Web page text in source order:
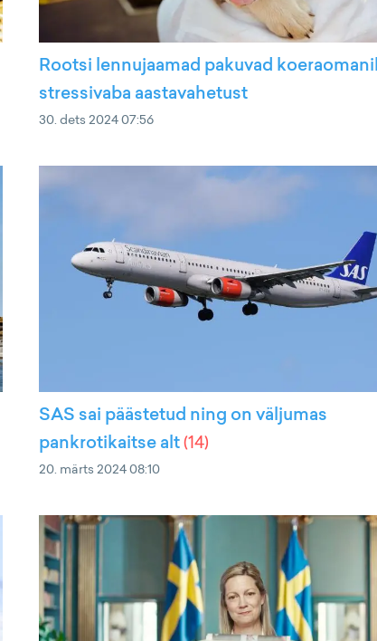
Rootsi lennujaamad pakuvad
stressivaba aastavahetust
30. dets 2024 07:56
SAS sai päästetud ning on väljumas
pankrotikaitse alt(14)
20. märts 2024 08:10